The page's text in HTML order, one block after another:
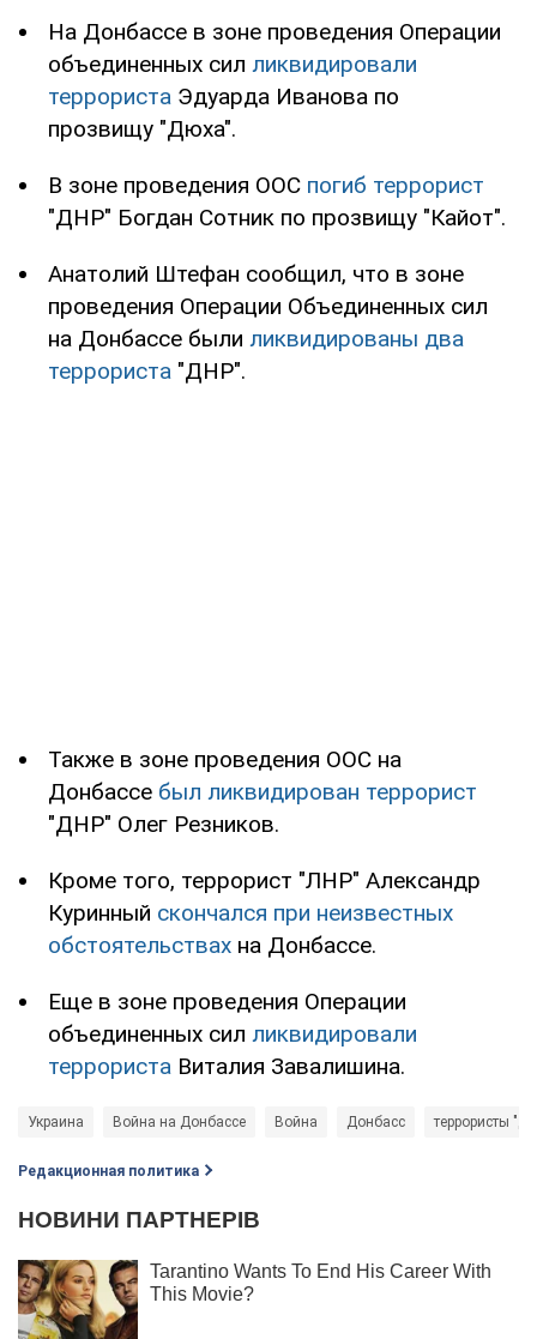
На Донбассе в зоне проведения Операции
объединенных сил ликвидировали
террориста Эдуарда Иванова по
прозвищу "Дюха".
В зоне проведения ООС погиб террорист
"ДНР" Богдан Сотник по прозвищу "Кайот".
Анатолий Штефан сообщил, что в зоне
проведения Операции Объединенных сил
на Донбассе были ликвидированы два
террориста "ДНР".
Также в зоне проведения ООС на
Донбассе был ликвидирован террорист
"ДНР" Олег Резников.
Кроме того, террорист "ЛНР" Александр
Куринный скончался при неизвестных
обстоятельствах на Донбассе.
Еще в зоне проведения Операции
объединенных сил ликвидировали
террориста Виталия Завалишина.
Украина Война на Донбассе Война Донбасс террористы
Редакционная политика